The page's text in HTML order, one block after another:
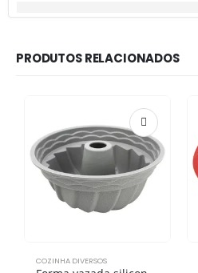
PRODUTOS RELACIONADOS
COZINHA DIVERSOS